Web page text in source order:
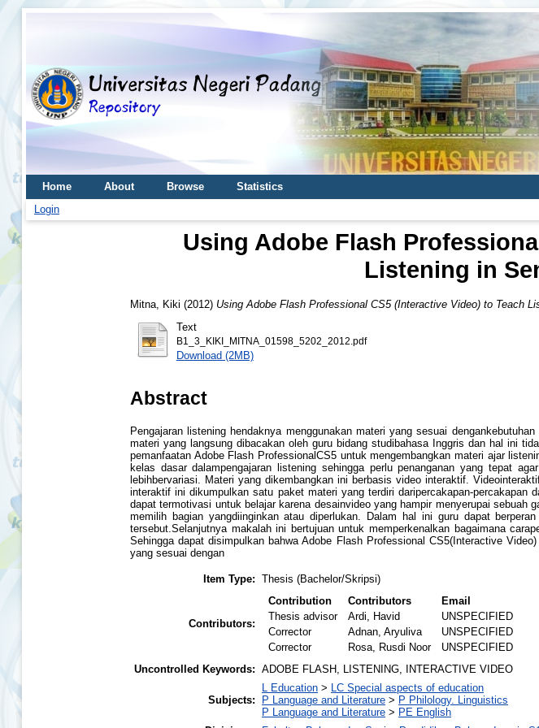
Home About Browse
Statistics
Login
Using Adobe Flash
Listening in
Mitna, Kiki (2012) Using Adobe Flash Professional CS5 (Interactive Video) to Teach
Text
B1_3_KIKI_MITNA_01598_5202_2012.pdf
Download (2MB)
Abstract
Pengajaran listening hendaknya menggunakan materi yang sesuai
materi yang langsung dibacakan oleh guru bidang studibahasa Inggris dan hal ini
pemanfaatan Adobe Flash ProfessionalCS5 untuk mengembangkan materi ajar
kelas dasar dalampengajaran listening sehingga perlu penanganan yang tepat
lebihbervariasi. Materi yang dikembangkan ini berbasis video interaktif.
interaktif ini dikumpulkan satu paket materi yang terdiri daripercakapan-
dapat termotivasi untuk belajar karena desainvideo yang hampir menyerupai sebuah
memilih bagian yangdiinginkan atau diperlukan. Dalam hal ini guru dapat
tersebut.Selanjutnya makalah ini bertujuan untuk memperkenalkan bagaimana
Sehingga dapat disimpulkan bahwa Adobe Flash Professional CS5(Interactive
yang sesuai dengan
Item Type: Thesis (Bachelor/Skripsi)
Contributors:
Contribution Contributors
Email
Thesis advisor
Ardi, Havid
UNSPECIFIED
Corrector
Adnan, Aryuliva
UNSPECIFIED
Corrector
Rosa, Rusdi Noor
UNSPECIFIED
Uncontrolled Keywords: ADOBE FLASH, LISTENING, INTERACTIVE VIDEO
Subjects:
L Education > LC Special aspects of education
P Language and Literature > P Philology. Linguistics
P Language and Literature > PE English